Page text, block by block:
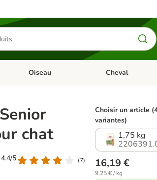
Rongeur & Co
Dérouler les catégories: Poisson
Oiseau Dérouler les
Cheval
chat
5
(7)
Choisir un article
variantes)
1,75 kg
16,19 €
9,25 € / kg